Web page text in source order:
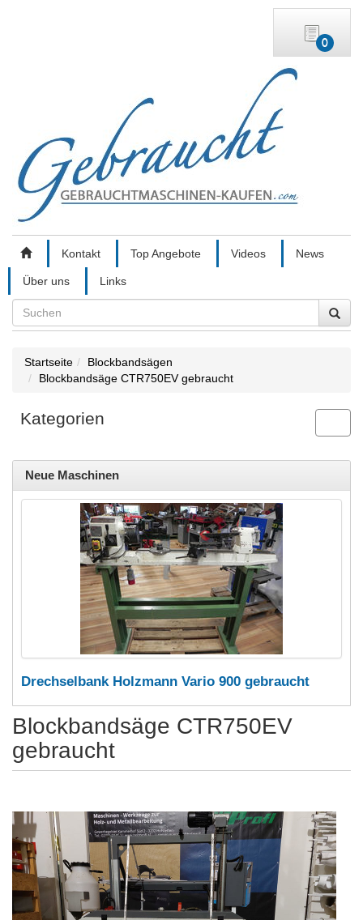
0
Kontakt Top Angebote Videos News
Über uns
Links
Search
Startseite
Blockbandsägen
Blockbandsäge CTR750EV gebraucht
Kategorien
Neue Maschinen
Drechselbank Holzmann Vario 900 gebraucht
Blockbandsäge CTR750EV
gebraucht